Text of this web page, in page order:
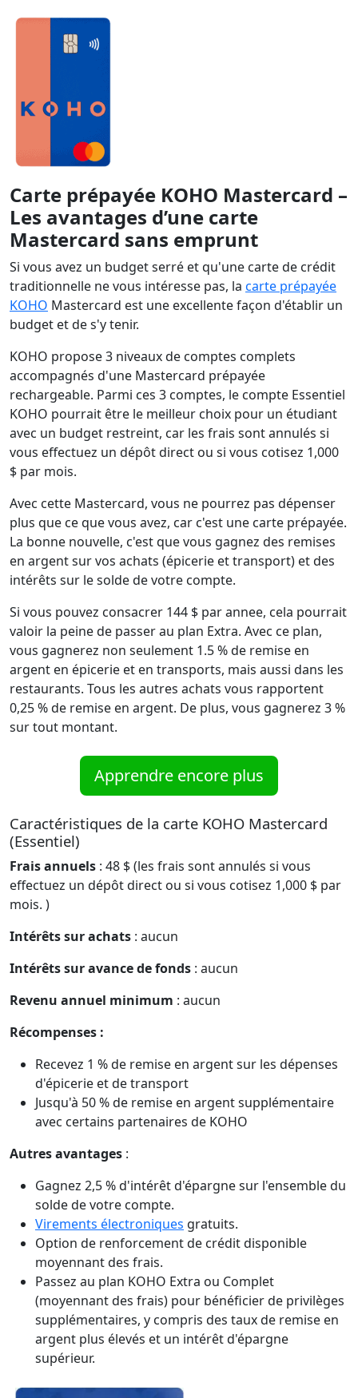
Carte prépayée KOHO Mastercard –
Les avantages d’une carte
Mastercard sans emprunt
Si vous avez un budget serré et qu'une carte de crédit
traditionnelle ne vous intéresse pas, la carte prépayée
KOHO Mastercard est une excellente façon d'établir un
budget et de s'y tenir.
KOHO propose 3 niveaux de comptes complets
accompagnés d'une Mastercard prépayée
rechargeable. Parmi ces 3 comptes, le compte Essentiel
KOHO pourrait être le meilleur choix pour un étudiant
avec un budget restreint, car les frais sont annulés si
vous effectuez un dépôt direct ou si vous cotisez 1,000
$ par mois.
Avec cette Mastercard, vous ne pourrez pas dépenser
plus que ce que vous avez, car c'est une carte prépayée.
La bonne nouvelle, c'est que vous gagnez des remises
en argent sur vos achats (épicerie et transport) et des
intérêts sur le solde de votre compte.
Si vous pouvez consacrer 144 $ par annee, cela pourrait
valoir la peine de passer au plan Extra. Avec ce plan,
vous gagnerez non seulement 1.5 % de remise en
argent en épicerie et en transports, mais aussi dans les
restaurants. Tous les autres achats vous rapportent
0,25 % de remise en argent. De plus, vous gagnerez 3 %
sur tout montant.
Apprendre encore plus
Caractéristiques de la carte KOHO Mastercard
(Essentiel)
Frais annuels : 48 $ (les frais sont annulés si vous
effectuez un dépôt direct ou si vous cotisez 1,000 $ par
mois. )
Intérêts sur achats : aucun
Intérêts sur avance de fonds : aucun
Revenu annuel minimum : aucun
Récompenses :
Recevez 1 % de remise en argent sur les dépenses
d'épicerie et de transport
Jusqu'à 50 % de remise en argent supplémentaire
avec certains partenaires de KOHO
Autres avantages :
Gagnez 2,5 % d'intérêt d'épargne sur l'ensemble du
solde de votre compte.
Virements électroniques gratuits.
Option de renforcement de crédit disponible
moyennant des frais.
Passez au plan KOHO Extra ou Complet
(moyennant des frais) pour bénéficier de privilèges
supplémentaires, y compris des taux de remise en
argent plus élevés et un intérêt d'épargne
supérieur.